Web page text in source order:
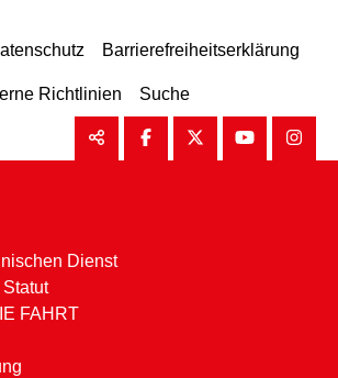
Barrierefreiheitserklärung
Richtlinien Suche
Dienst
FAHRT